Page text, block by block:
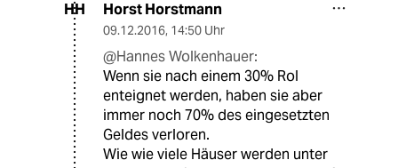
HH Horst Horstmann
09.12.2016, 14:50 Uhr
@Hannes Wolkenhauer:
Wenn sie nach einem 30% RoI
enteignet werden, haben sie aber
immer noch 70% des eingesetzten
Geldes verloren.
Wie wie viele Häuser werden unter